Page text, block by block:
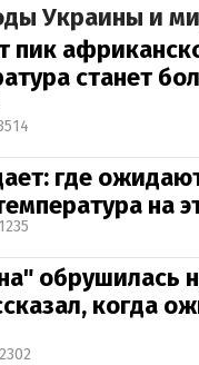
Украины и
пик
станет
где
на
1235
обрушилась
когда
2302